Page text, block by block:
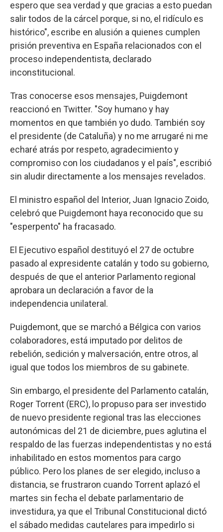
espero que sea verdad y que gracias a esto puedan
salir todos de la cárcel porque, si no, el ridículo es
histórico", escribe en alusión a quienes cumplen
prisión preventiva en España relacionados con el
proceso independentista, declarado
inconstitucional.
Tras conocerse esos mensajes, Puigdemont
reaccionó en Twitter. "Soy humano y hay
momentos en que también yo dudo. También soy
el presidente (de Cataluña) y no me arrugaré ni me
echaré atrás por respeto, agradecimiento y
compromiso con los ciudadanos y el país", escribió
sin aludir directamente a los mensajes revelados.
El ministro español del Interior, Juan Ignacio Zoido,
celebró que Puigdemont haya reconocido que su
"esperpento" ha fracasado.
El Ejecutivo español destituyó el 27 de octubre
pasado al expresidente catalán y todo su gobierno,
después de que el anterior Parlamento regional
aprobara un declaración a favor de la
independencia unilateral.
Puigdemont, que se marchó a Bélgica con varios
colaboradores, está imputado por delitos de
rebelión, sedición y malversación, entre otros, al
igual que todos los miembros de su gabinete.
Sin embargo, el presidente del Parlamento catalán,
Roger Torrent (ERC), lo propuso para ser investido
de nuevo presidente regional tras las elecciones
autonómicas del 21 de diciembre, pues aglutina el
respaldo de las fuerzas independentistas y no está
inhabilitado en estos momentos para cargo
público. Pero los planes de ser elegido, incluso a
distancia, se frustraron cuando Torrent aplazó el
martes sin fecha el debate parlamentario de
investidura, ya que el Tribunal Constitucional dictó
el sábado medidas cautelares para impedirlo si